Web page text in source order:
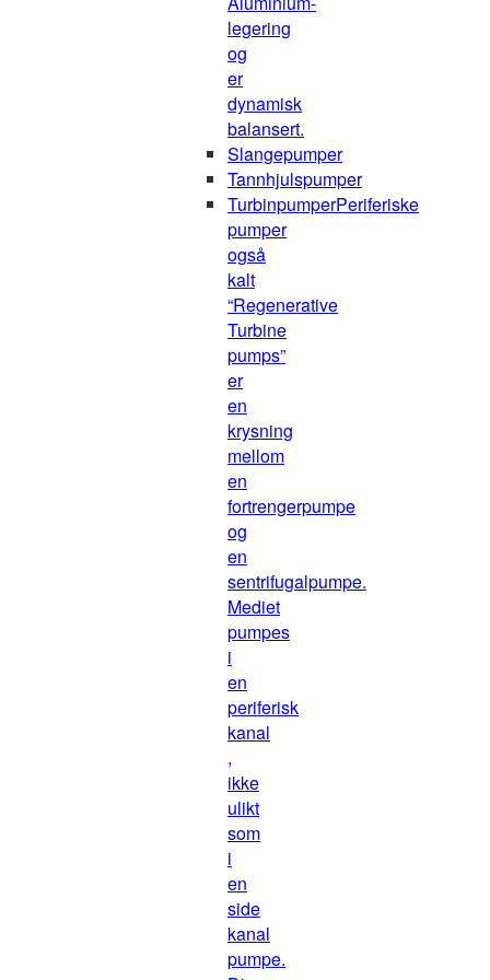
legering
og
er
dynamisk
balansert.
Slangepumper
Tannhjulspumper
TurbinpumperPeriferiske
pumper
også
kalt
“Regenerative
Turbine
pumps”
er
en
krysning
mellom
en
fortrengerpumpe
og
en
sentrifugalpumpe.
Mediet
pumpes
i
en
periferisk
kanal
,
ikke
ulikt
som
i
en
side
kanal
pumpe.